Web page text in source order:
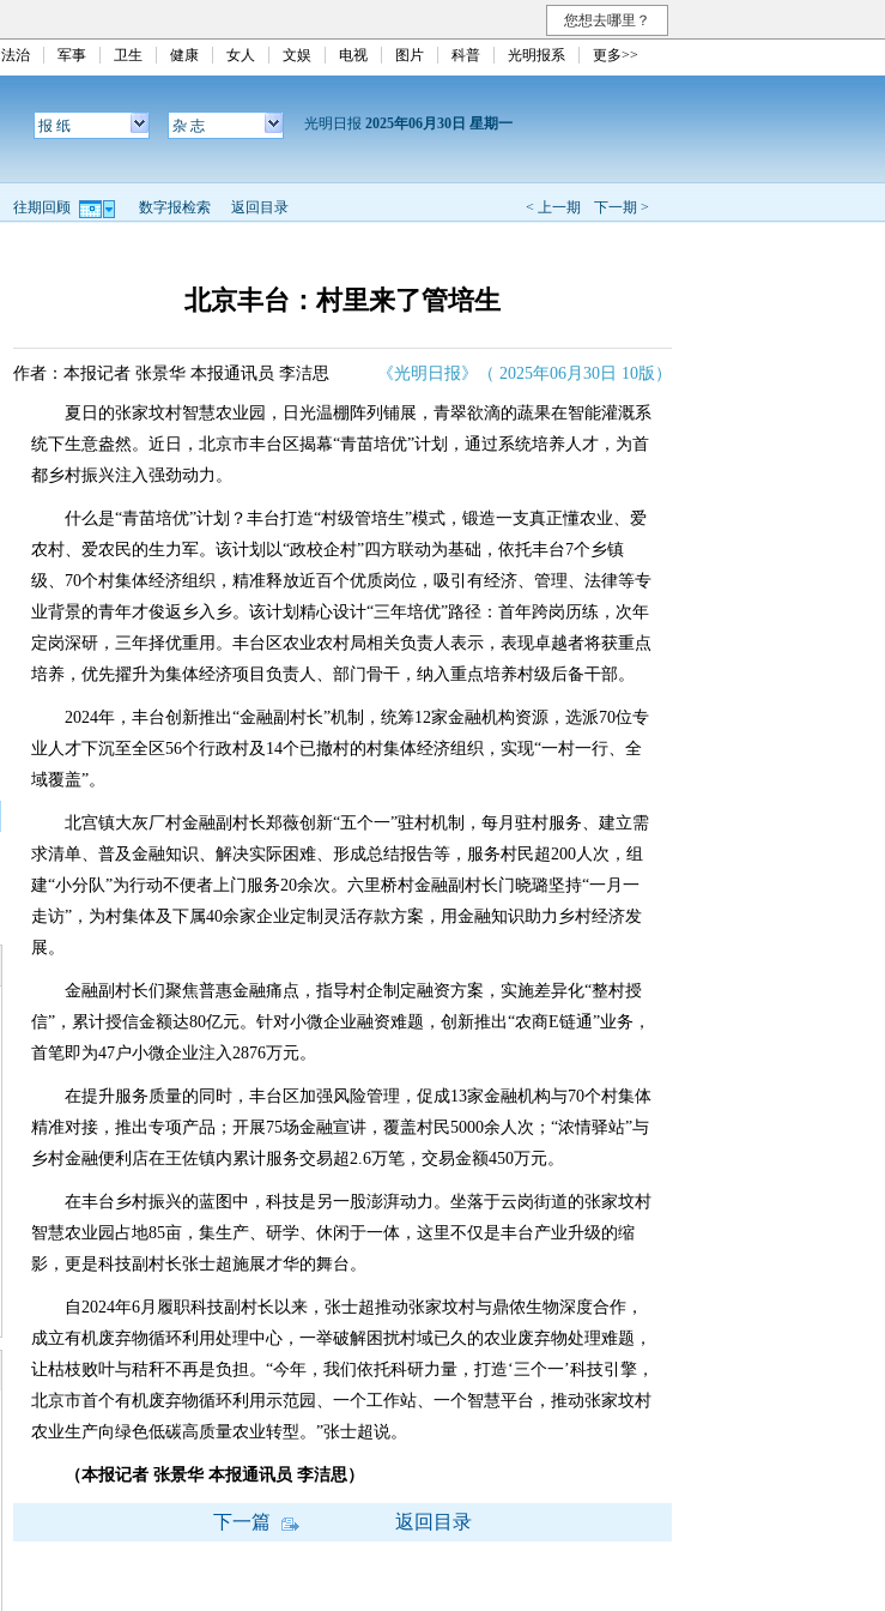
您想去哪里？
法治 军事 卫生 健康 女人 文娱 电视 图片 科普 光明报系 更多>>
报 纸 杂 志 光明日报 2025年06月30日 星期一
< 上一期 下一期 >
往期回顾 数字报检索 返回目录
北京丰台：村里来了管培生
作者：本报记者 张景华 本报通讯员 李洁思 《光明日报》（ 2025年06月30日 10版）
夏日的张家坟村智慧农业园，日光温棚阵列铺展，青翠欲滴的蔬果在智能灌溉系
统下生意盎然。近日，北京市丰台区揭幕“青苗培优”计划，通过系统培养人才，为首
都乡村振兴注入强劲动力。
什么是“青苗培优”计划？丰台打造“村级管培生”模式，锻造一支真正懂农业、爱
农村、爱农民的生力军。该计划以“政校企村”四方联动为基础，依托丰台7个乡镇
级、70个村集体经济组织，精准释放近百个优质岗位，吸引有经济、管理、法律等专
业背景的青年才俊返乡入乡。该计划精心设计“三年培优”路径：首年跨岗历练，次年
定岗深研，三年择优重用。丰台区农业农村局相关负责人表示，表现卓越者将获重点
培养，优先擢升为集体经济项目负责人、部门骨干，纳入重点培养村级后备干部。
2024年，丰台创新推出“金融副村长”机制，统筹12家金融机构资源，选派70位专
业人才下沉至全区56个行政村及14个已撤村的村集体经济组织，实现“一村一行、全
域覆盖”。
北宫镇大灰厂村金融副村长郑薇创新“五个一”驻村机制，每月驻村服务、建立需
求清单、普及金融知识、解决实际困难、形成总结报告等，服务村民超200人次，组
建“小分队”为行动不便者上门服务20余次。六里桥村金融副村长门晓璐坚持“一月一
走访”，为村集体及下属40余家企业定制灵活存款方案，用金融知识助力乡村经济发
展。
金融副村长们聚焦普惠金融痛点，指导村企制定融资方案，实施差异化“整村授
信”，累计授信金额达80亿元。针对小微企业融资难题，创新推出“农商E链通”业务，
首笔即为47户小微企业注入2876万元。
在提升服务质量的同时，丰台区加强风险管理，促成13家金融机构与70个村集体
精准对接，推出专项产品；开展75场金融宣讲，覆盖村民5000余人次；“浓情驿站”与
乡村金融便利店在王佐镇内累计服务交易超2.6万笔，交易金额450万元。
在丰台乡村振兴的蓝图中，科技是另一股澎湃动力。坐落于云岗街道的张家坟村
智慧农业园占地85亩，集生产、研学、休闲于一体，这里不仅是丰台产业升级的缩
影，更是科技副村长张士超施展才华的舞台。
自2024年6月履职科技副村长以来，张士超推动张家坟村与鼎侬生物深度合作，
成立有机废弃物循环利用处理中心，一举破解困扰村域已久的农业废弃物处理难题，
让枯枝败叶与秸秆不再是负担。“今年，我们依托科研力量，打造‘三个一’科技引擎，
北京市首个有机废弃物循环利用示范园、一个工作站、一个智慧平台，推动张家坟村
农业生产向绿色低碳高质量农业转型。”张士超说。
（本报记者 张景华 本报通讯员 李洁思）
下一篇 返回目录